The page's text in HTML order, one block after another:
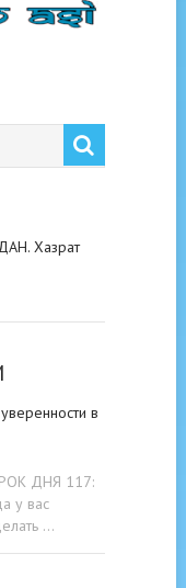
Хазрат
в
ДНЯ 117:
у вас
…